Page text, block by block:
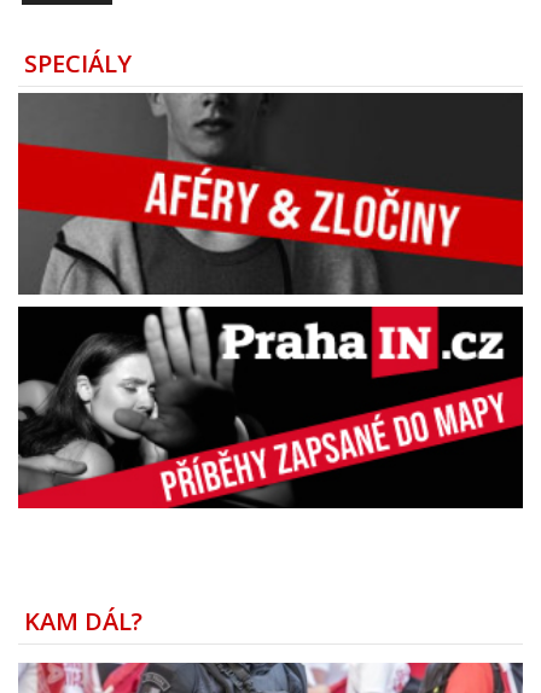
SPECIÁLY
KAM DÁL?